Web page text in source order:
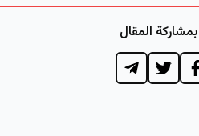
المقال